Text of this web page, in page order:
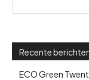
Recente
ECO Green